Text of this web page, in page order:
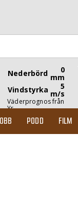
Nederbörd 0
mm
Vindstyrka
5
m/s
Väderprognos från
Yr
PODD FILM